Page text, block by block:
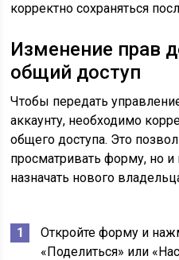
корректно сохраняться
Изменение прав
общий доступ
Чтобы передать
аккаунту, необходимо
общего доступа. Это
просматривать форму, но
назначать нового
Откройте форму и
«Поделиться» или